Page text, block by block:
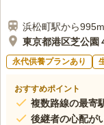
浜松町駅から995m
東京都港区芝公園
永代供養プランあり
おすすめポイント
複数路線の最寄
後継者の心配が